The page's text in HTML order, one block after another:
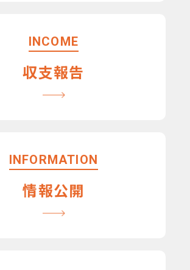
INCOME
収支報告
INFORMATION
情報公開